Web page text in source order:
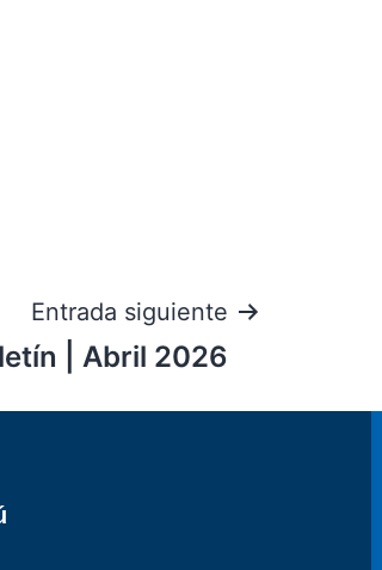
Entrada siguiente
| Abril 2026